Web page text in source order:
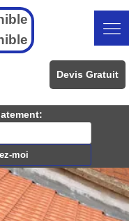
Devis Gratuit